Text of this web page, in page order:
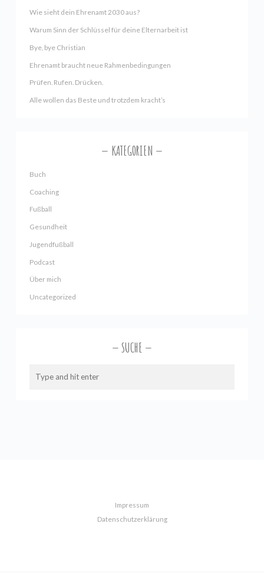
Wie sieht dein Ehrenamt 2030 aus?
Warum Sinn der Schlüssel für deine Elternarbeit ist
Bye, bye Christian
Ehrenamt braucht neue Rahmenbedingungen
Prüfen. Rufen. Drücken.
Alle wollen das Beste und trotzdem kracht’s
KATEGORIEN
Buch
Coaching
Fußball
Gesundheit
Jugendfußball
Podcast
Über mich
Uncategorized
SUCHE
Impressum
Datenschutzerklärung